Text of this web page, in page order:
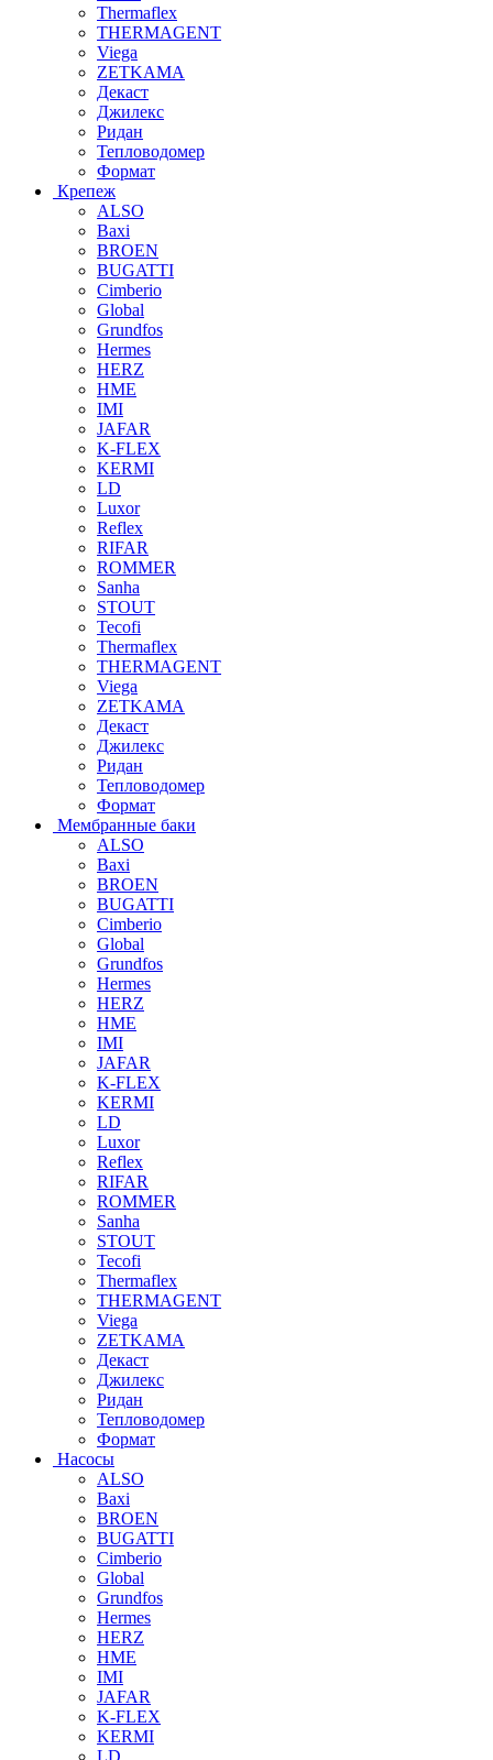
Thermaflex
THERMAGENT
Viega
ZETKAMA
Декаст
Джилекс
Ридан
Тепловодомер
Формат
Крепеж
ALSO
Baxi
BROEN
BUGATTI
Cimberio
Global
Grundfos
Hermes
HERZ
HME
IMI
JAFAR
K-FLEX
KERMI
LD
Luxor
Reflex
RIFAR
ROMMER
Sanha
STOUT
Tecofi
Thermaflex
THERMAGENT
Viega
ZETKAMA
Декаст
Джилекс
Ридан
Тепловодомер
Формат
Мембранные баки
ALSO
Baxi
BROEN
BUGATTI
Cimberio
Global
Grundfos
Hermes
HERZ
HME
IMI
JAFAR
K-FLEX
KERMI
LD
Luxor
Reflex
RIFAR
ROMMER
Sanha
STOUT
Tecofi
Thermaflex
THERMAGENT
Viega
ZETKAMA
Декаст
Джилекс
Ридан
Тепловодомер
Формат
Насосы
ALSO
Baxi
BROEN
BUGATTI
Cimberio
Global
Grundfos
Hermes
HERZ
HME
IMI
JAFAR
K-FLEX
KERMI
LD